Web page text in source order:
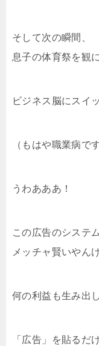
そして次の瞬間、
息子の体育祭を観
ビジネス脳にスイ
（もはや職業病で
うわあああ！
この広告のシステ
メッチャ賢いやん
何の利益も生み出
「広告」を貼るだ